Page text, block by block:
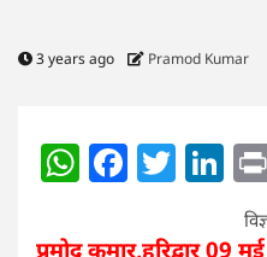
3 years ago Pramod Kumar
WhatsApp
प्रमोद कुमार,हरिद्वार 09